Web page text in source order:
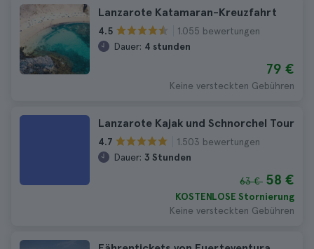
Lanzarote Katamaran-Kreuzfahrt
4.5
1.055 bewertungen
Dauer: 4 stunden
79 €
Keine versteckten Gebühren
Lanzarote Kajak und Schnorchel Tour
4.7
1.503 bewertungen
Dauer: 3 Stunden
63 € 58 €
KOSTENLOSE Stornierung
Keine versteckten Gebühren